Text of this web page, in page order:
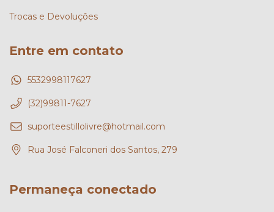
Trocas e Devoluções
Entre em contato
5532998117627
(32)99811-7627
suporteestillolivre@hotmail.com
Rua José Falconeri dos Santos, 279
Permaneça conectado